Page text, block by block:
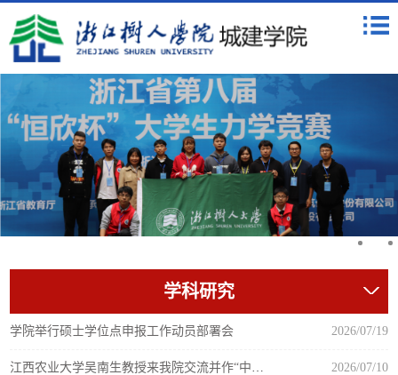
学科研究
学院举行硕士学位点申报工作动员部署会 2026/07/19
2026/07/10